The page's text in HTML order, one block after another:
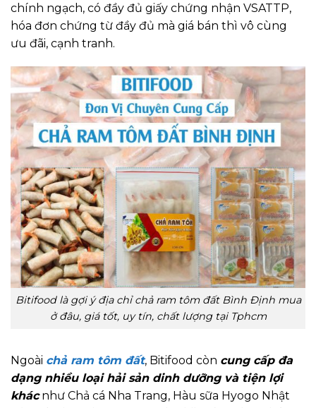
chính ngạch, có đầy đủ giấy chứng nhận VSATTP,
hóa đơn chứng từ đầy đủ mà giá bán thì vô cùng
ưu đãi, cạnh tranh.
Bitifood là gợi ý địa chỉ chả ram tôm đất Bình Định mua
ở đâu, giá tốt, uy tín, chất lượng tại Tphcm
Ngoài chả ram tôm đất, Bitifood còn cung cấp đa
dạng nhiều loại hải sản dinh dưỡng và tiện lợi
khácnhư Chả cá Nha Trang, Hàu sữa Hyogo Nhật